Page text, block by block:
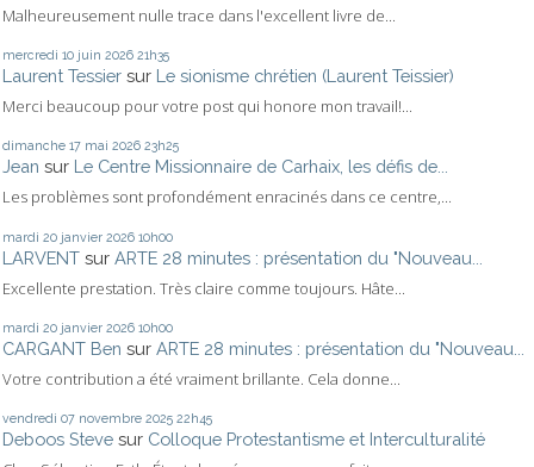
Malheureusement nulle trace dans l'excellent livre de...
mercredi 10 juin 2026 21h35
Laurent Tessier sur Le sionisme chrétien (Laurent Teissier)
Merci beaucoup pour votre post qui honore mon travail!...
dimanche 17 mai 2026 23h25
Jean sur Le Centre Missionnaire de Carhaix, les défis de...
Les problèmes sont profondément enracinés dans ce centre,...
mardi 20 janvier 2026 10h00
LARVENT sur ARTE 28 minutes : présentation du "Nouveau...
Excellente prestation. Très claire comme toujours. Hâte...
mardi 20 janvier 2026 10h00
CARGANT Ben sur ARTE 28 minutes : présentation du "Nouveau...
Votre contribution a été vraiment brillante. Cela donne...
vendredi 07 novembre 2025 22h45
Deboos Steve sur Colloque Protestantisme et Interculturalité